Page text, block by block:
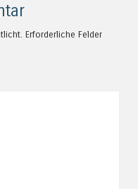
Erforderliche Felder